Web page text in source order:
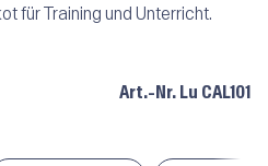
für Training und Unterricht.
Art.-Nr. Lu CAL101